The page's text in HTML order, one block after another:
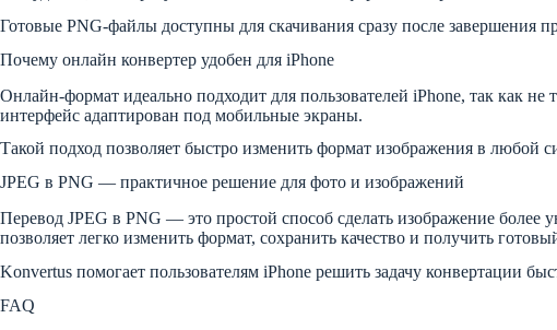
Готовые PNG-файлы доступны для скачивания сразу после завершения
Почему онлайн конвертер удобен для iPhone
Онлайн-формат идеально подходит для пользователей iPhone, так как
интерфейс адаптирован под мобильные экраны.
Такой подход позволяет быстро изменить формат изображения в любой
JPEG в PNG — практичное решение для фото и изображений
Перевод JPEG в PNG — это простой способ сделать изображение
позволяет легко изменить формат, сохранить качество и получить
Konvertus помогает пользователям iPhone решить задачу конвертации
FAQ